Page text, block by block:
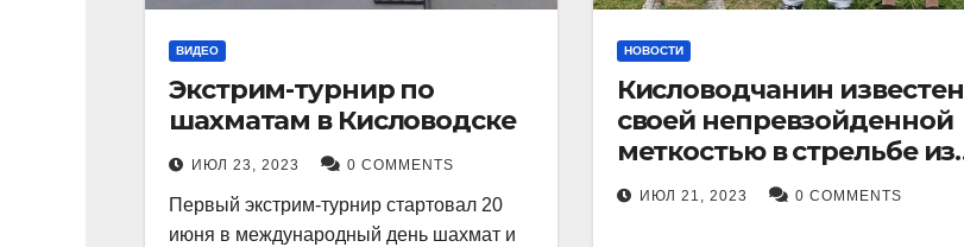
ВИДЕО
Экстрим-турнир по
шахматам в Кисловодске
ИЮЛ 23, 2023 0 COMMENTS
Первый экстрим-турнир стартовал 20
июня в международный день шахмат и
НОВОСТИ
Кисловодчанин известен
своей непревзойденной
меткостью в стрельбе из
лука, и его успехи
прославили его в
ИЮЛ 21, 2023 0 COMMENTS